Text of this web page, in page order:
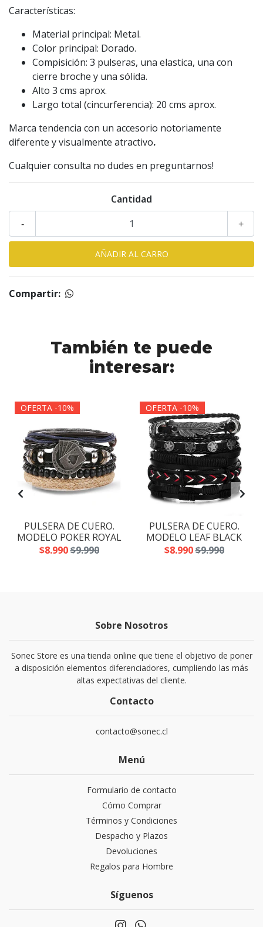
Características:
Material principal: Metal.
Color principal: Dorado.
Compisición: 3 pulseras, una elastica, una con
cierre broche y una sólida.
Alto 3 cms aprox.
Largo total (cincurferencia): 20 cms aprox.
Marca tendencia con un accesorio notoriamente
diferente y visualmente atractivo.
Cualquier consulta no dudes en preguntarnos!
Cantidad
+
-
Compartir:
También te puede
interesar:
OFERTA -10%
PULSERA DE CUERO.
MODELO POKER ROYAL
$8.990$9.990
OFERTA -10%
PULSERA DE CUERO.
MODELO LEAF BLACK
$8.990$9.990
Sobre Nosotros
Sonec Store es una tienda online que tiene el objetivo de poner
a disposición elementos diferenciadores, cumpliendo las más
altas expectativas del cliente.
Contacto
contacto@sonec.cl
Menú
Formulario de contacto
Cómo Comprar
Términos y Condiciones
Despacho y Plazos
Devoluciones
Regalos para Hombre
Síguenos